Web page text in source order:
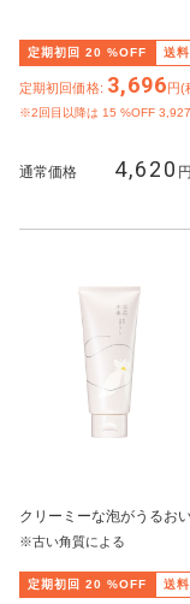
定期初回 20 %OFF 送
定期初回価格: 3,696円(
※2回目以降は 15 %OFF
通常価格 4,620
クリーミーな泡がうるお
※古い角質による
定期初回 20 %OFF 送